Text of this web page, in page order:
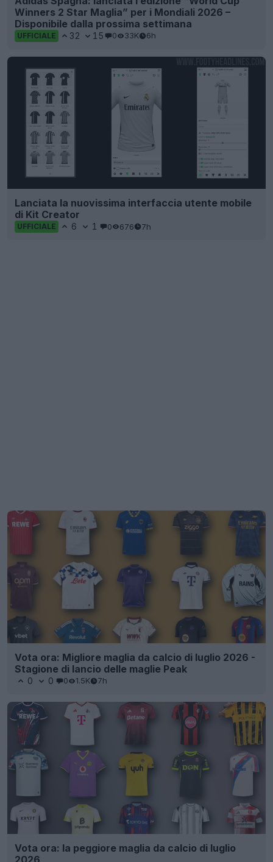
Winners 2 Star Maglia” per i Mondiali 2026 –
Disponibile dalla prossima settimana
UFFICIALE 32 15 0 33K 6h
Lanciata la nuovissima interfaccia utente mobile
di Kit Creator
UFFICIALE 6 1 0 676 7h
Vota ora: Migliore maglia da calcio di luglio 2026 -
Stagione di lancio delle maglie Peak
0 0 0 1.5K 7h
Vota ora: la peggiore maglia da calcio di luglio
2026